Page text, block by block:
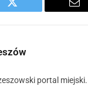
Twitter
portal